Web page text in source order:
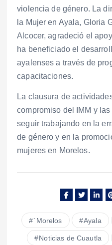
violencia de género. La
la Mujer en Ayala, Gloria
Alcocer, agradeció el
ha beneficiado el
ayalenses a través de
capacitaciones.
La clausura de
compromiso del IMM y
seguir trabajando en la
de género y en la
mujeres en Morelos.
´Morelos Ayala
Noticias de Cuautla